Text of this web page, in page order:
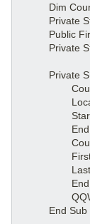
Dim
Private
Public
Private
Private
End Sub